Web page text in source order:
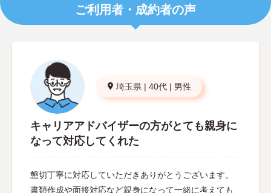
ご利用者・成約者の声
埼玉県 | 40代 | 男性
キャリアアドバイザーの方がとても親身に
なって対応してくれた
懇切丁寧に対応していただきありがとうございます。
書類作成や面接対応など親身になって一緒に考えても